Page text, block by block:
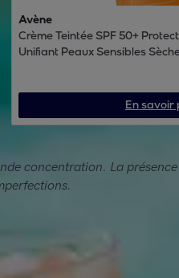
Avène
Crème Teintée SPF 50+
Unifiant Peaux Sensibles
En savoir
concentration. La